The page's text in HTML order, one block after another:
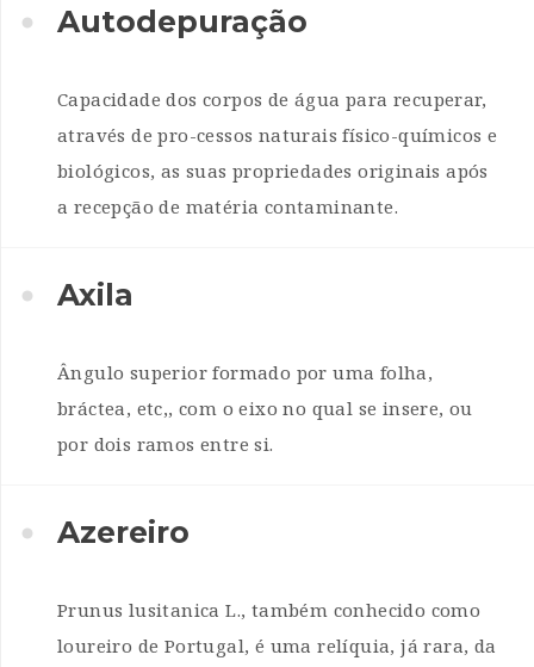
Autodepuração
Capacidade dos corpos de água para recuperar,
através de pro-cessos naturais físico-químicos e
biológicos, as suas propriedades originais após
a recepção de matéria contaminante.
Axila
Ângulo superior formado por uma folha,
bráctea, etc,, com o eixo no qual se insere, ou
por dois ramos entre si.
Azereiro
Prunus lusitanica L., também conhecido como
loureiro de Portugal, é uma relíquia, já rara, da